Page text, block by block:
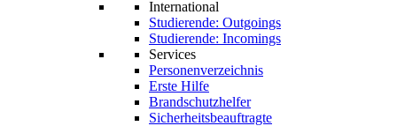
International
Studierende: Outgoings
Studierende: Incomings
Services
Personenverzeichnis
Erste Hilfe
Brandschutzhelfer
Sicherheitsbeauftragte